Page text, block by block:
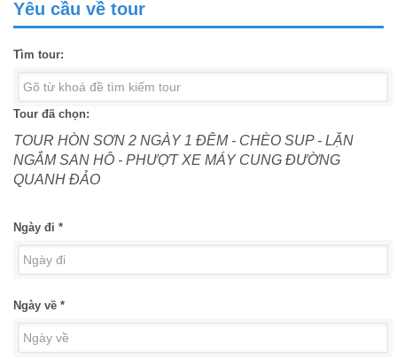
Yêu cầu về tour
Tìm tour:
Tour đã chọn:
TOUR HÒN SƠN 2 NGÀY 1 ĐÊM - CHÈO SUP - LẶN
NGẮM SAN HÔ - PHƯỢT XE MÁY CUNG ĐƯỜNG
QUANH ĐẢO
Ngày đi *
Ngày về *